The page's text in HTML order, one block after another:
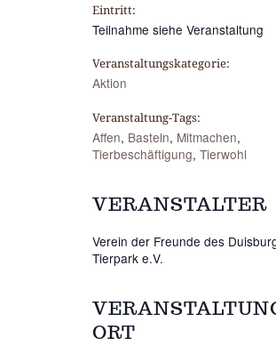
Eintritt:
Teilnahme siehe Veranstaltung
Veranstaltungskategorie:
Aktion
Veranstaltung-Tags:
Affen, Basteln, Mitmachen,
Tierbeschäftigung, Tierwohl
ORT
VERANSTALTER
Verein der Freunde des
Tierpark e.V.